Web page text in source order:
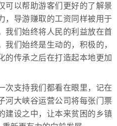
可以帮助游客们更好的了解景
，导游赚取的工资同样被用于
我们始终将人民的利益放在首
们始终是生动的，积极的，
的传承之后在打造起本地更加
支持我们都看在眼里，记在
河大峡谷运营公司将每张门票
建设之中，让本来贫困的乡镇